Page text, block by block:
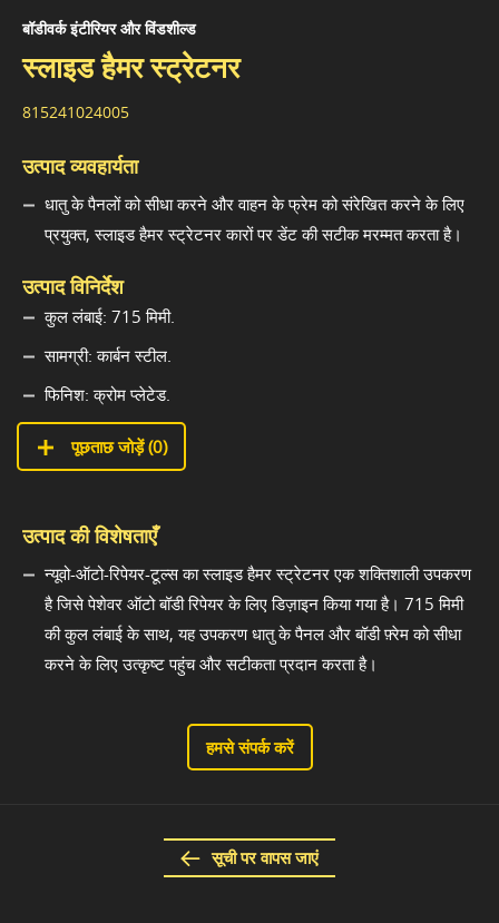
बॉडीवर्क इंटीरियर और विंडशील्ड
स्लाइड हैमर स्ट्रेटनर
815241024005
उत्पाद व्यवहार्यता
धातु के पैनलों को सीधा करने और वाहन के फ्रेम को संरेखित करने के लिए
प्रयुक्त, स्लाइड हैमर स्ट्रेटनर कारों पर डेंट की सटीक मरम्मत करता है।
उत्पाद विनिर्देश
कुल लंबाई: 715 मिमी.
सामग्री: कार्बन स्टील.
फिनिश: क्रोम प्लेटेड.
पूछताछ जोड़ें (0)
उत्पाद की विशेषताएँ
न्यूवो-ऑटो-रिपेयर-टूल्स का स्लाइड हैमर स्ट्रेटनर एक शक्तिशाली उपकरण
है जिसे पेशेवर ऑटो बॉडी रिपेयर के लिए डिज़ाइन किया गया है। 715 मिमी
की कुल लंबाई के साथ, यह उपकरण धातु के पैनल और बॉडी फ़्रेम को सीधा
करने के लिए उत्कृष्ट पहुंच और सटीकता प्रदान करता है।
हमसे संपर्क करें
सूची पर वापस जाएं